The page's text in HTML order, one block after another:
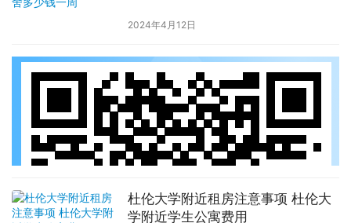
2024年4月12日
杜伦大学附近租房注意事项 杜伦大
学附近学生公寓费用